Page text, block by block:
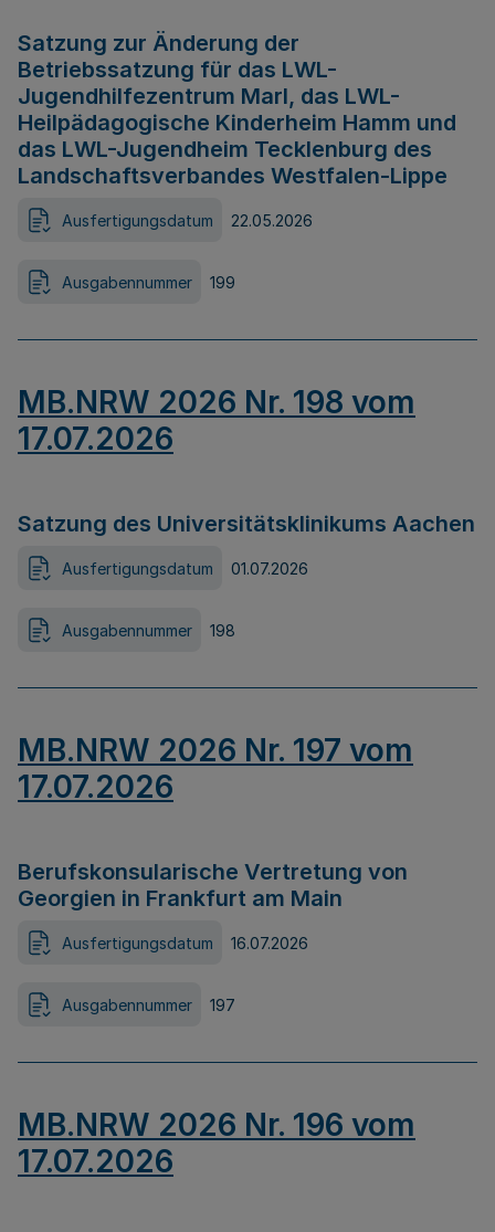
Satzung zur Änderung der
Betriebssatzung für das LWL-
Jugendhilfezentrum Marl, das LWL-
Heilpädagogische Kinderheim Hamm und
das LWL-Jugendheim Tecklenburg des
Landschaftsverbandes Westfalen-Lippe
Ausfertigungsdatum 22.05.2026
Ausgabennummer 199
MB.NRW 2026 Nr. 198 vom
17.07.2026
Satzung des Universitätsklinikums Aachen
Ausfertigungsdatum 01.07.2026
Ausgabennummer 198
MB.NRW 2026 Nr. 197 vom
17.07.2026
Berufskonsularische Vertretung von
Georgien in Frankfurt am Main
Ausfertigungsdatum 16.07.2026
Ausgabennummer 197
MB.NRW 2026 Nr. 196 vom
17.07.2026